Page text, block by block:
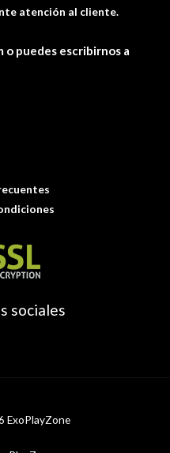
atención al cliente.
o puedes escribirnos a
sociales
ExoPlayZone